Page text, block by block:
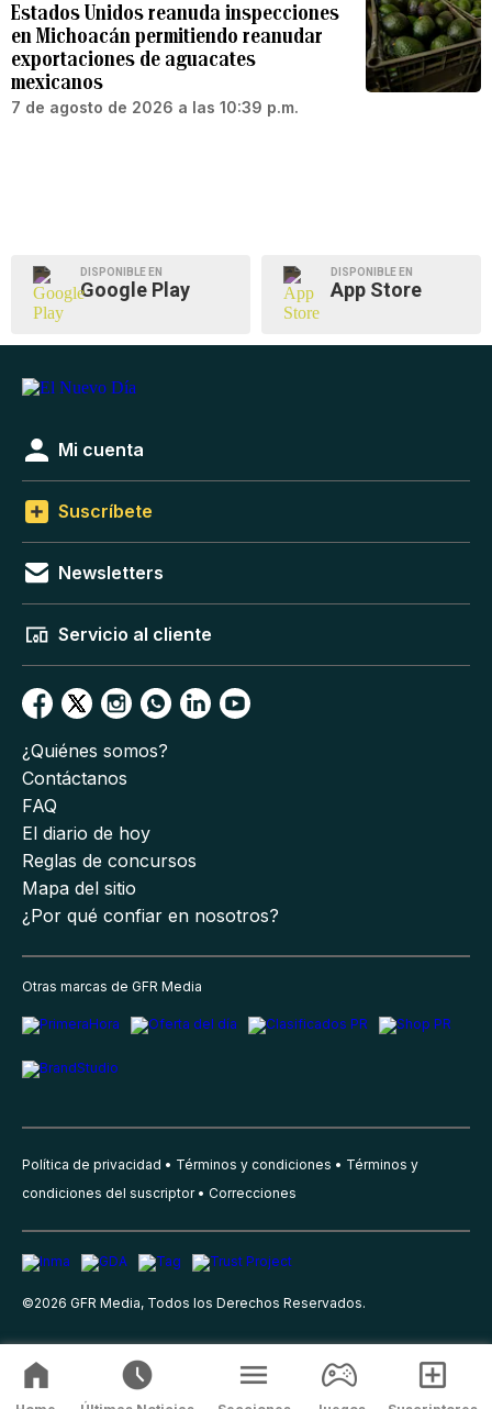
Estados Unidos reanuda inspecciones
en Michoacán permitiendo reanudar
exportaciones de aguacates
mexicanos
7 de agosto de 2026 a las 10:39 p.m.
DISPONIBLE EN
Google Play
DISPONIBLE EN
App Store
Mi cuenta
Suscríbete
Newsletters
Servicio al cliente
¿Quiénes somos?
Contáctanos
FAQ
El diario de hoy
Reglas de concursos
Mapa del sitio
¿Por qué confiar en nosotros?
Otras marcas de GFR Media
Política de privacidad Términos y condiciones
Términos y
condiciones del suscriptor
Correcciones
©2026 GFR Media, Todos los Derechos Reservados.